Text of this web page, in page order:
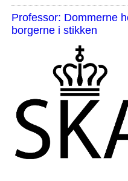
Professor: Dommerne
borgerne i stikken